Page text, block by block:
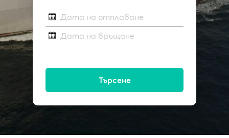
Дата на отплаване
Дата на връщане
Търсене